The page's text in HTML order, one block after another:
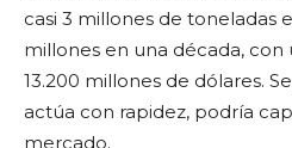
casi 3 millones de toneladas
millones en una década, con
13.200 millones de dólares.
actúa con rapidez, podría
mercado.